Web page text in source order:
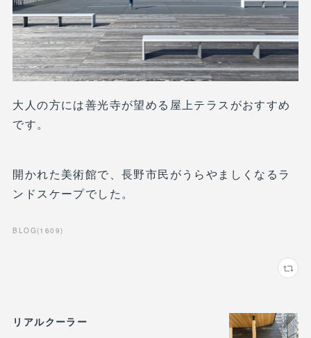
大人の方には善光寺が望める屋上テラスがおすすめ
です。
開かれた美術館で、長野市民がうらやましくなるラ
ンドスケープでした。
BLOG (1609)
リアルクーラー